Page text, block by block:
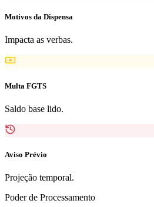
Motivos da Dispensa
Impacta as verbas.
Multa FGTS
Saldo base lido.
Aviso Prévio
Projeção temporal.
Poder de Processamento